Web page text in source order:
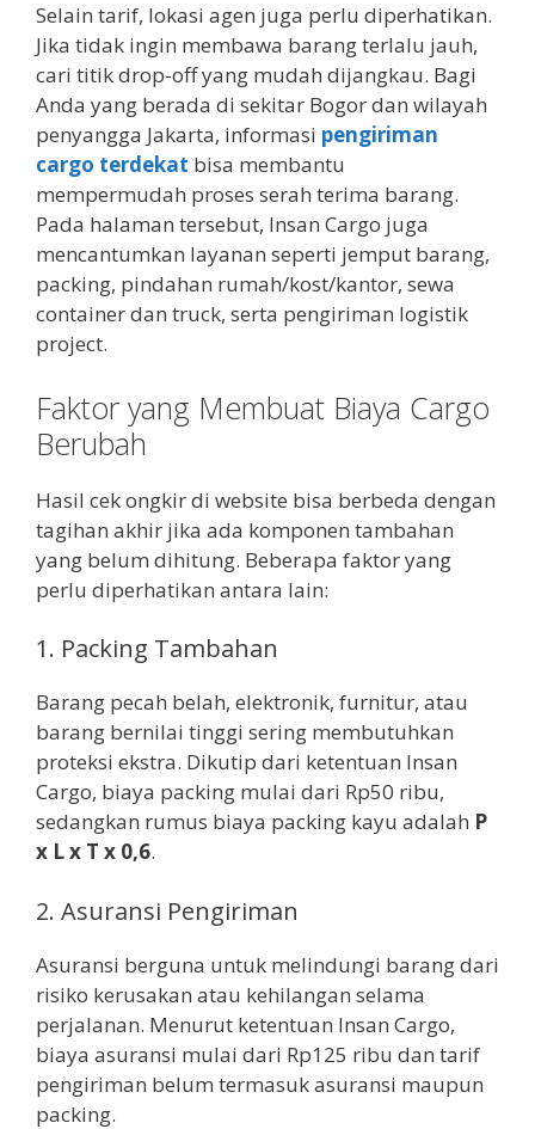
Selain tarif, lokasi agen juga perlu diperhatikan.
Jika tidak ingin membawa barang terlalu jauh,
cari titik drop-off yang mudah dijangkau. Bagi
Anda yang berada di sekitar Bogor dan wilayah
penyangga Jakarta, informasi pengiriman
cargo terdekat bisa membantu
mempermudah proses serah terima barang.
Pada halaman tersebut, Insan Cargo juga
mencantumkan layanan seperti jemput barang,
packing, pindahan rumah/kost/kantor, sewa
container dan truck, serta pengiriman logistik
project.
Faktor yang Membuat Biaya Cargo
Berubah
Hasil cek ongkir di website bisa berbeda dengan
tagihan akhir jika ada komponen tambahan
yang belum dihitung. Beberapa faktor yang
perlu diperhatikan antara lain:
1. Packing Tambahan
Barang pecah belah, elektronik, furnitur, atau
barang bernilai tinggi sering membutuhkan
proteksi ekstra. Dikutip dari ketentuan Insan
Cargo, biaya packing mulai dari Rp50 ribu,
sedangkan rumus biaya packing kayu adalah P
x L x T x 0,6.
2. Asuransi Pengiriman
Asuransi berguna untuk melindungi barang dari
risiko kerusakan atau kehilangan selama
perjalanan. Menurut ketentuan Insan Cargo,
biaya asuransi mulai dari Rp125 ribu dan tarif
pengiriman belum termasuk asuransi maupun
packing.